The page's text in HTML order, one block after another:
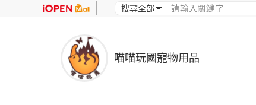
喵喵玩國寵物用品